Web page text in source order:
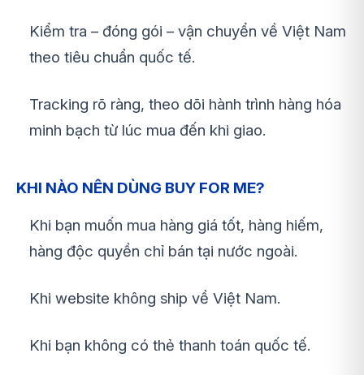
Kiểm tra – đóng gói – vận chuyển về Việt Nam
theo tiêu chuẩn quốc tế.
Tracking rõ ràng, theo dõi hành trình hàng hóa
minh bạch từ lúc mua đến khi giao.
KHI NÀO NÊN DÙNG BUY FOR ME?
Khi bạn muốn mua hàng giá tốt, hàng hiếm,
hàng độc quyền chỉ bán tại nước ngoài.
Khi website không ship về Việt Nam.
Khi bạn không có thẻ thanh toán quốc tế.